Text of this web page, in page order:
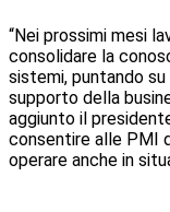
“Nei prossimi mesi
consolidare la
sistemi, puntando
supporto della
aggiunto il
consentire alle PMI
operare anche in